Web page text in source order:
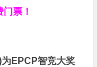
票！
为EPCP智竞大奖